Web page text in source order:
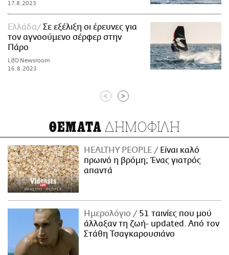
17.8.2023
Ελλάδα
Σε εξέλιξη οι έρευνες για
τον αγνοούμενο σέρφερ στην
Πάρο
LifO Newsroom
16.8.2023
< >
ΘΕΜΑΤΑ ΔΗΜΟΦΙΛΗ
HEALTHY PEOPLE
Είναι καλό
πρωινό η βρόμη; Ένας γιατρός
απαντά
Ημερολόγιο
51 ταινίες που μού
άλλαξαν τη ζωή- updated. Aπό τον
Στάθη Τσαγκαρουσιάνο